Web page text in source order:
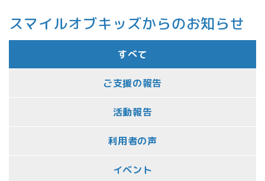
スマイルオブキッズからのお知らせ
すべて
ご支援の報告
活動報告
利用者の声
イベント